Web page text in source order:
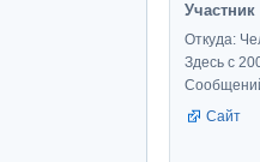
Участник
Откуда:
Здесь с
Сайт